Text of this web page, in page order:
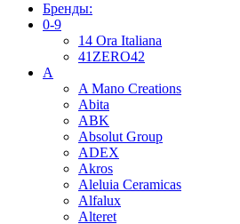
Бренды:
0-9
14 Ora Italiana
41ZERO42
A
A Mano Creations
Abita
ABK
Absolut Group
ADEX
Akros
Aleluia Ceramicas
Alfalux
Alteret